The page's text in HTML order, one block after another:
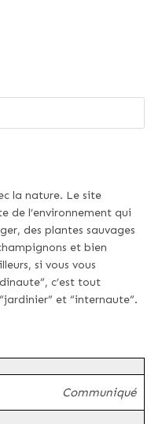
la nature. Le site
de l’environnement qui
des plantes sauvages
et bien
si vous vous
c’est tout
et “internaute”.
Communiqué